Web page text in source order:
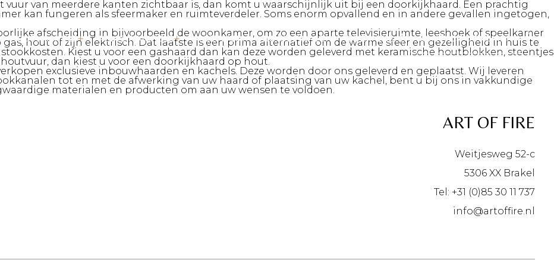
HOUTKACHELS PELLETKACHELS MAATWERK ROOKKANALEN OVER ONS CONTACT OPNEMEN
vuur van meerdere kanten zichtbaar is, dan komt u waarschijnlijk uit bij een doorkijkhaard. Een prachtig
kan fungeren als sfeermaker en ruimteverdeler. Soms enorm opvallend en in andere gevallen ingetogen,
afscheiding in bijvoorbeeld de woonkamer, om zo een aparte televisieruimte, leeshoek of speelkamer
hout of zijn elektrisch. Dat laatste is een prima alternatief om de warme sfeer en gezelligheid in huis te
Kiest u voor een gashaard dan kan deze worden geleverd met keramische houtblokken, steentjes
dan kiest u voor een doorkijkhaard op hout.
exclusieve inbouwhaarden en kachels. Deze worden door ons geleverd en geplaatst. Wij leveren
tot en met de afwerking van uw haard of plaatsing van uw kachel, bent u bij ons in vakkundige
materialen en producten om aan uw wensen te voldoen.
ART OF FIRE
Weitjesweg 52-c
5306 XX Brakel
Tel: +31 (0)85 30 11 737
info@artoffire.nl